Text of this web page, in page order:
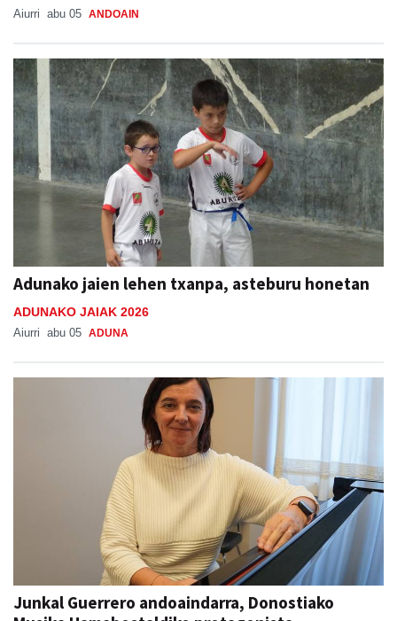
Aiurri abu 05 ANDOAIN
Adunako jaien lehen txanpa, asteburu honetan
ADUNAKO JAIAK 2026
Aiurri abu 05 ADUNA
Junkal Guerrero andoaindarra, Donostiako